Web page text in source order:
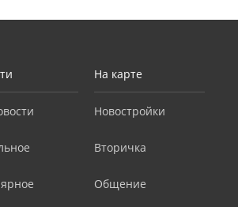
На карте
Новостройки
Вторичка
Общение